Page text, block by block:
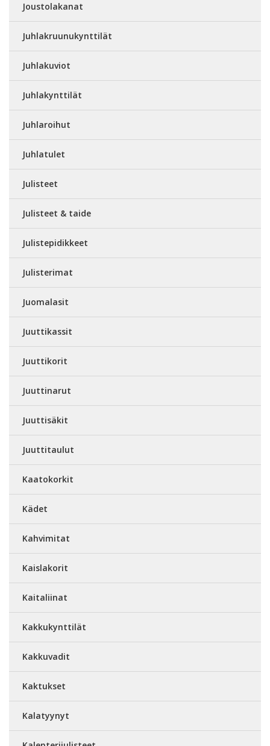
Joustolakanat
Juhlakruunukynttilät
Juhlakuviot
Juhlakynttilät
Juhlaroihut
Juhlatulet
Julisteet
Julisteet & taide
Julistepidikkeet
Julisterimat
Juomalasit
Juuttikassit
Juuttikorit
Juuttinarut
Juuttisäkit
Juuttitaulut
Kaatokorkit
Kädet
Kahvimitat
Kaislakorit
Kaitaliinat
Kakkukynttilät
Kakkuvadit
Kaktukset
Kalatyynyt